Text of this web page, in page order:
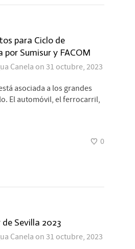
para Ciclo de
por Sumisur y FACOM
Canela on 31 octubre, 2023
asociada a los grandes
El automóvil, el ferrocarril,
0
Sevilla 2023
Canela on 31 octubre, 2023